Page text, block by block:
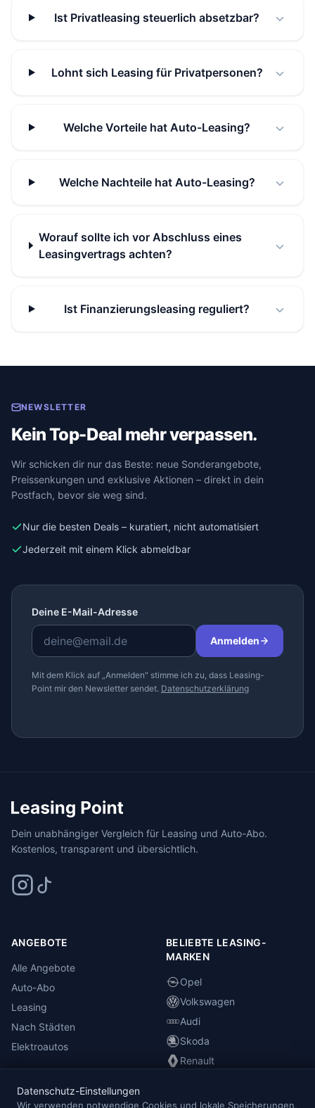
Ist Privatleasing steuerlich absetzbar?
Lohnt sich Leasing für Privatpersonen?
Welche Vorteile hat Auto-Leasing?
Welche Nachteile hat Auto-Leasing?
Worauf sollte ich vor Abschluss eines
Leasingvertrags achten?
Ist Finanzierungsleasing reguliert?
NEWSLETTER
Kein Top-Deal mehr verpassen.
Wir schicken dir nur das Beste: neue Sonderangebote,
Preissenkungen und exklusive Aktionen – direkt in dein
Postfach, bevor sie weg sind.
Nur die besten Deals – kuratiert, nicht automatisiert
Jederzeit mit einem Klick abmeldbar
Deine E-Mail-Adresse
Anmelden
Mit dem Klick auf „Anmelden" stimme ich zu, dass Leasing-
Point mir den Newsletter sendet. Datenschutzerklärung
Dein unabhängiger Vergleich für Leasing und Auto-Abo.
Kostenlos, transparent und übersichtlich.
ANGEBOTE
Alle Angebote
Auto-Abo
Leasing
Nach Städten
Elektroautos
BELIEBTE LEASING-
MARKEN
Opel
Volkswagen
Audi
Skoda
Renault
INFORMATIONEN
Datenschutz-Einstellungen
Wir verwenden notwendige Cookies und lokale Speicherungen,